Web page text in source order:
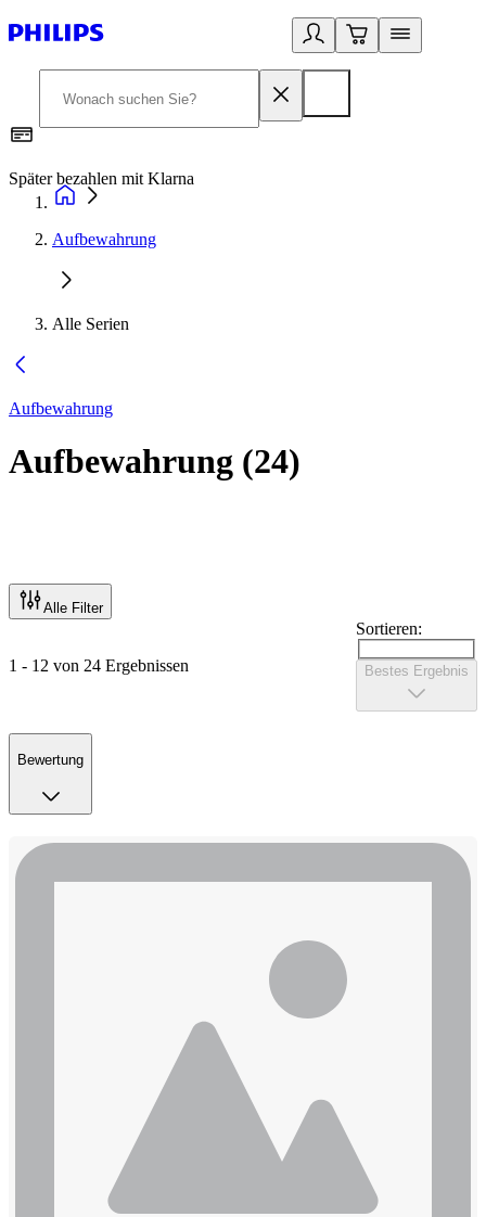
Später bezahlen mit Klarna
Aufbewahrung
Alle Serien
Aufbewahrung
Aufbewahrung (24)
Alle Filter
1 - 12 von 24 Ergebnissen
Sortieren:
Bestes Ergebnis
Bewertung